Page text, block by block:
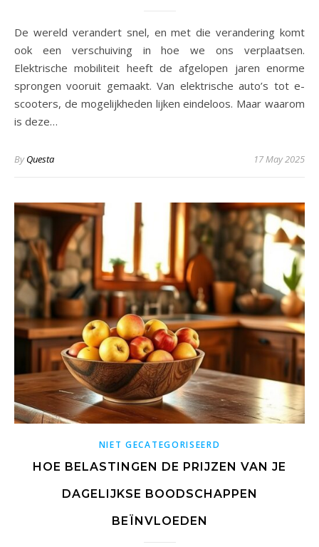
De wereld verandert snel, en met die verandering komt
ook een verschuiving in hoe we ons verplaatsen.
Elektrische mobiliteit heeft de afgelopen jaren enorme
sprongen vooruit gemaakt. Van elektrische auto’s tot e-
scooters, de mogelijkheden lijken eindeloos. Maar waarom
is deze…
ByQuesta 17 May 2025
NIET GECATEGORISEERD
HOE BELASTINGEN DE PRIJZEN VAN JE
DAGELIJKSE BOODSCHAPPEN
BEÏNVLOEDEN